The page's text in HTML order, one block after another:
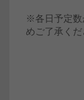
※各日予定数
めご了承くだ